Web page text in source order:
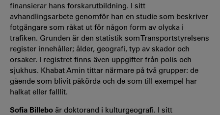
finansierar hans forskarutbildning. I sitt
avhandlingsarbete genomför han en studie som beskriver
fotgängare som råkat ut för någon form av olycka i
trafiken. Grunden är den statistik som Transportstyrelsens
register innehåller; ålder, geografi, typ av skador och
orsaker. I registret finns även uppgifter från polis och
sjukhus. Khabat Amin tittar närmare på två grupper: de
gående som blivit påkörda och de som till exempel har
halkat eller falllit.
Sofia Billebo är doktorand i kulturgeografi. I sitt